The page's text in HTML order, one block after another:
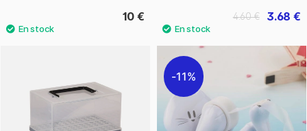
10 € 3.68 €
4.60 €
11%